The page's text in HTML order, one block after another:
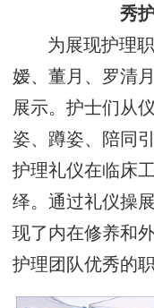
秀
为展现护理
嫒、董月、罗清
展示。护士们从
姿、蹲姿、陪同
护理礼仪在临床
绎。通过礼仪操
现了内在修养和
护理团队优秀的